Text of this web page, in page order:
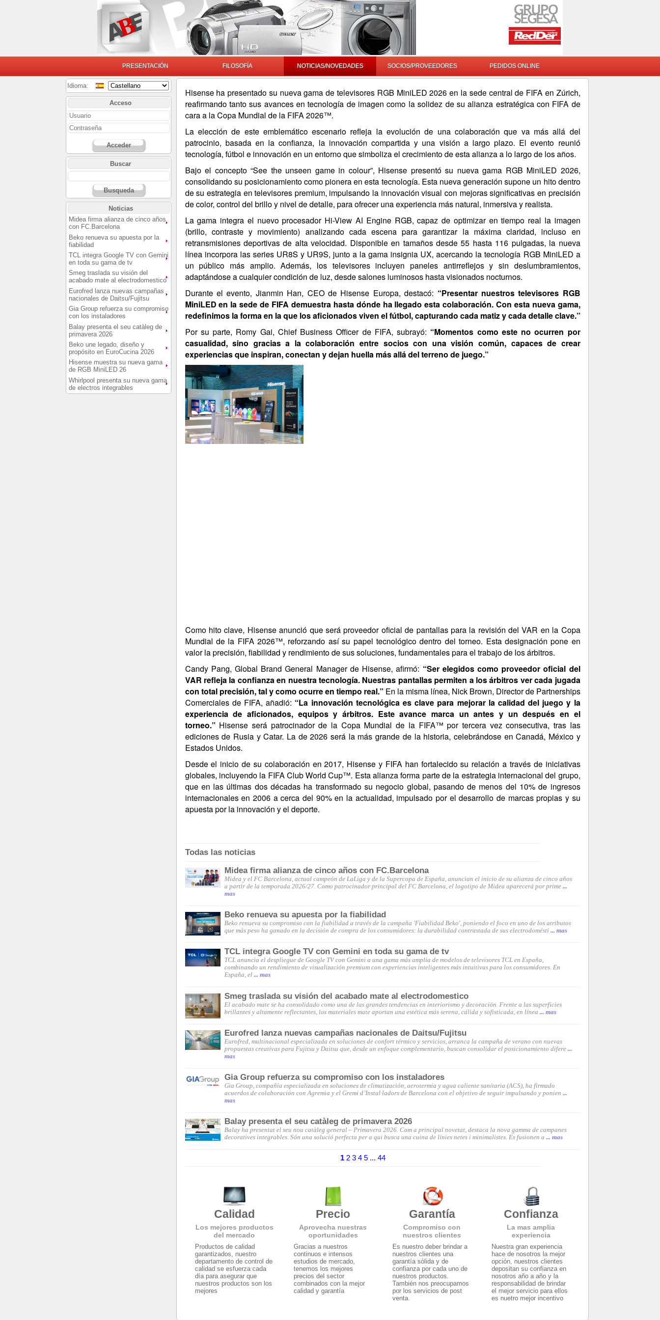
PRESENTACIÓN FILOSOFÍA NOTICIAS/NOVEDADES SOCIOS/PROVEEDORES PEDIDOS ONLINE
Idioma:
Acceso
Acceder
Buscar
Busqueda
Noticias
Midea firma alianza de cinco años
con FC.Barcelona
Beko renueva su apuesta por la
fiabilidad
TCL integra Google TV con Gemini
en toda su gama de tv
Smeg traslada su visión del
acabado mate al electrodomestico
Eurofred lanza nuevas campañas
nacionales de Daitsu/Fujitsu
Gia Group refuerza su compromiso
con los instaladores
Balay presenta el seu catàleg de
primavera 2026
Beko une legado, diseño y
propósito en EuroCucina 2026
Hisense muestra su nueva gama
de RGB MiniLED 26
Whirlpool presenta su nueva gama
de electros integrables
Hisense ha presentado su nueva gama de televisores RGB MiniLED 2026 en la sede central de FIFA en Zúrich,
reafirmando tanto sus avances en tecnología de imagen como la solidez de su alianza estratégica con FIFA de
cara a la Copa Mundial de la FIFA 2026™.
La elección de este emblemático escenario refleja la evolución de una colaboración que va más allá del
patrocinio, basada en la confianza, la innovación compartida y una visión a largo plazo. El evento reunió
tecnología, fútbol e innovación en un entorno que simboliza el crecimiento de esta alianza a lo largo de los años.
Bajo el concepto “See the unseen game in colour”, Hisense presentó su nueva gama RGB MiniLED 2026,
consolidando su posicionamiento como pionera en esta tecnología. Esta nueva generación supone un hito dentro
de su estrategia en televisores premium, impulsando la innovación visual con mejoras significativas en precisión
de color, control del brillo y nivel de detalle, para ofrecer una experiencia más natural, inmersiva y realista.
La gama integra el nuevo procesador Hi-View AI Engine RGB, capaz de optimizar en tiempo real la imagen
(brillo, contraste y movimiento) analizando cada escena para garantizar la máxima claridad, incluso en
retransmisiones deportivas de alta velocidad. Disponible en tamaños desde 55 hasta 116 pulgadas, la nueva
línea incorpora las series UR8S y UR9S, junto a la gama insignia UX, acercando la tecnología RGB MiniLED a
un público más amplio. Además, los televisores incluyen paneles antirreflejos y sin deslumbramientos,
adaptándose a cualquier condición de luz, desde salones luminosos hasta visionados nocturnos.
Durante el evento, Jianmin Han, CEO de Hisense Europa, destacó: “Presentar nuestros televisores RGB
MiniLED en la sede de FIFA demuestra hasta dónde ha llegado esta colaboración. Con esta nueva gama,
redefinimos la forma en la que los aficionados viven el fútbol, capturando cada matiz y cada detalle clave.”
Por su parte, Romy Gai, Chief Business Officer de FIFA, subrayó: “Momentos como este no ocurren por
casualidad, sino gracias a la colaboración entre socios con una visión común, capaces de crear
experiencias que inspiran, conectan y dejan huella más allá del terreno de juego.”
Como hito clave, Hisense anunció que será proveedor oficial de pantallas para la revisión del VAR en la Copa
Mundial de la FIFA 2026™, reforzando así su papel tecnológico dentro del torneo. Esta designación pone en
valor la precisión, fiabilidad y rendimiento de sus soluciones, fundamentales para el trabajo de los árbitros.
Candy Pang, Global Brand General Manager de Hisense, afirmó: “Ser elegidos como proveedor oficial del
VAR refleja la confianza en nuestra tecnología. Nuestras pantallas permiten a los árbitros ver cada jugada
con total precisión, tal y como ocurre en tiempo real.” En la misma línea, Nick Brown, Director de Partnerships
Comerciales de FIFA, añadió: “La innovación tecnológica es clave para mejorar la calidad del juego y la
experiencia de aficionados, equipos y árbitros. Este avance marca un antes y un después en el
torneo.” Hisense será patrocinador de la Copa Mundial de la FIFA™ por tercera vez consecutiva, tras las
ediciones de Rusia y Catar. La de 2026 será la más grande de la historia, celebrándose en Canadá, México y
Estados Unidos.
Desde el inicio de su colaboración en 2017, Hisense y FIFA han fortalecido su relación a través de iniciativas
globales, incluyendo la FIFA Club World Cup™. Esta alianza forma parte de la estrategia internacional del grupo,
que en las últimas dos décadas ha transformado su negocio global, pasando de menos del 10% de ingresos
internacionales en 2006 a cerca del 90% en la actualidad, impulsado por el desarrollo de marcas propias y su
apuesta por la innovación y el deporte.
Todas las noticias
Midea firma alianza de cinco años con FC.Barcelona
Midea y el FC Barcelona, actual campeón de LaLiga y de la Supercopa de España, anuncian el inicio de su alianza de cinco años
a partir de la temporada 2026/27. Como patrocinador principal del FC Barcelona, el logotipo de Midea aparecerá por prime...
mas
Beko renueva su apuesta por la fiabilidad
Beko renueva su compromiso con la fiabilidad a través de la campaña 'Fiabilidad Beko', poniendo el foco en uno de los atributos
que más peso ha ganado en la decisión de compra de los consumidores: la durabilidad contrastada de sus electrodomésti... mas
TCL integra Google TV con Gemini en toda su gama de tv
TCL anuncia el despliegue de Google TV con Gemini a una gama más amplia de modelos de televisores TCL en España,
combinando un rendimiento de visualización premium con experiencias inteligentes más intuitivas para los consumidores. En
España, el... mas
Smeg traslada su visión del acabado mate al electrodomestico
El acabado mate se ha consolidado como una de las grandes tendencias en interiorismo y decoración. Frente a las superficies
brillantes y altamente reflectantes, los materiales mate aportan una estética más serena, cálida y sofisticada, en línea... mas
Eurofred lanza nuevas campañas nacionales de Daitsu/Fujitsu
Eurofred, multinacional especializada en soluciones de confort térmico y servicios, arranca la campaña de verano con nuevas
propuestas creativas para Fujitsu y Daitsu que, desde un enfoque complementario, buscan consolidar el posicionamiento difere...
mas
Gia Group refuerza su compromiso con los instaladores
Gia Group, compañía especializada en soluciones de climatización, aerotermia y agua caliente sanitaria (ACS), ha firmado
acuerdos de colaboración con Agremia y el Gremi d’Instal·ladors de Barcelona con el objetivo de seguir impulsando y ponien...
mas
Balay presenta el seu catàleg de primavera 2026
Balay ha presentat el seu nou catàleg general – Primavera 2026. Com a principal novetat, destaca la nova gamma de campanes
decoratives integrables. Són una solució perfecta per a qui busca una cuina de línies netes i minimalistes. Es fusionen a... mas
1 2 3 4 5 ... 44
Calidad
Los mejores productos
del mercado
Productos de calidad
garantizados, nuestro
departamento de control de
calidad se esfuerza cada
día para asegurar que
nuestros productos son los
mejores
Precio
Aprovecha nuestras
oportunidades
Gracias a nuestros
continuos e intensos
estudios de mercado,
tenemos los mejores
precios del sector
combinados con la mejor
calidad y garantía
Garantía
Compromiso con
nuestros clientes
Es nuestro deber brindar a
nuestros clientes una
garantía sólida y de
confianza por cada uno de
nuestros productos.
También nos preocupamos
por los servicios de post
venta.
Confianza
La mas amplia
experiencia
Nuestra gran experiencia
hace de nosotros la mejor
opción, nuestros clientes
depositan su confianza en
nosotros año a año y la
responsabilidad de brindar
el mejor servicio para ellos
es nuetro mejor incentivo